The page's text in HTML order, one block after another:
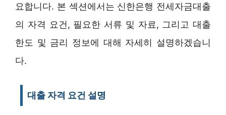
요합니다. 본 섹션에서는 신한은행 전세자금대출
의 자격 요건, 필요한 서류 및 자료, 그리고 대출
한도 및 금리 정보에 대해 자세히 설명하겠습니
다.
대출 자격 요건 설명